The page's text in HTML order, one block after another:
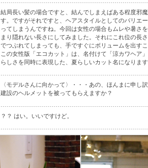
結局長い髪の場合ですと、結んでしまえばある程度邪
す。ですがそれですと、ヘアスタイルとしてのバリエ
ってしまうんですね。今回は女性の場合もムレや暑さ
まり隠れない長さにしてみました。それにこれ位の長
でつぶれてしまっても、手ですぐにボリュームを出す
この女性版「エコカット」は、名付けて「涼カワヘア
らしさを同時に表現した、夏らしいカット名になりま
〈モデルさんに向かって〉・・・あの、ほんまに申し
建設のヘルメットを被ってもらえますか？
？？ はい。いいですけど。